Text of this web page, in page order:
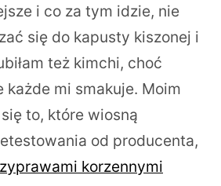
i co za tym idzie, nie
się do kapusty kiszonej i
też kimchi, choć
każde mi smakuje. Moim
to, które wiosną
od producenta,
korzennymi